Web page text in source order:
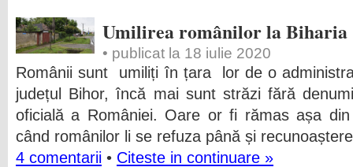
Umilirea românilor la Biharia
• publicat la 18 iulie 2020
Românii sunt umiliți în țara lor de o
județul Bihor, încă mai sunt străzi fără
oficială a României. Oare or fi rămas așa
când românilor li se refuza până și
4 comentarii • Citeste in continuare »